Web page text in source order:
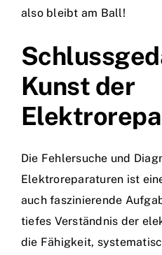
also bleibt am Ball!
Kunst der
Die Fehlersuche und
Elektroreparaturen ist
auch faszinierende
tiefes Verständnis der
die Fähigkeit,